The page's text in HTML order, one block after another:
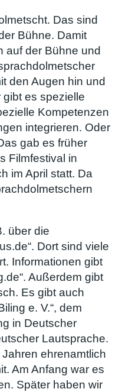
Das sind
Bühne. Damit
auf der Bühne und
den Augen hin und
gibt es spezielle
Kompetenzen
integrieren. Oder
gab es früher
Filmfestival in
im April statt. Da
über die
Dort sind viele
Informationen gibt
Außerdem gibt
Es gibt auch
e. V.“, dem
in Deutscher
Lautsprache.
ehrenamtlich
Am Anfang war es
Später haben wir